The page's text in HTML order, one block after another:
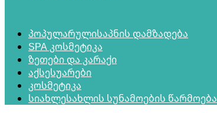
პოპულარულისაპნის დამზადება
SPA კოსმეტიკა
ზეთები და კარაქი
აქსესუარები
კოსმეტიკა
სიახლესახლის სუნამოების წარმოება